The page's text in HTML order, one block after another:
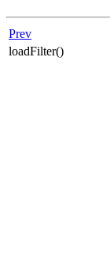
Prev
loadFilter()